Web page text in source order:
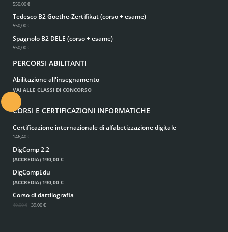
550,00 €
Tedesco B2 Goethe-Zertifikat (corso + esame)
550,00 €
Spagnolo B2 DELE (corso + esame)
550,00 €
PERCORSI ABILITANTI
Abilitazione all'insegnamento
VAI ALLE CLASSI DI CONCORSO
CORSI E CERTIFICAZIONI INFORMATICHE
Certificazione internazionale di alfabetizzazione digitale
146,40 €
DigComp 2.2
(ACCREDIA) 190,00 €
DigCompEdu
(ACCREDIA) 190,00 €
Corso di dattilografia
49,00 € 39,00 €